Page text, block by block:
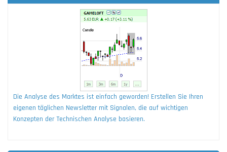
Die Analyse des Marktes ist einfach geworden! Erstellen Sie Ihren
eigenen täglichen Newsletter mit Signalen, die auf wichtigen
Konzepten der Technischen Analyse basieren.